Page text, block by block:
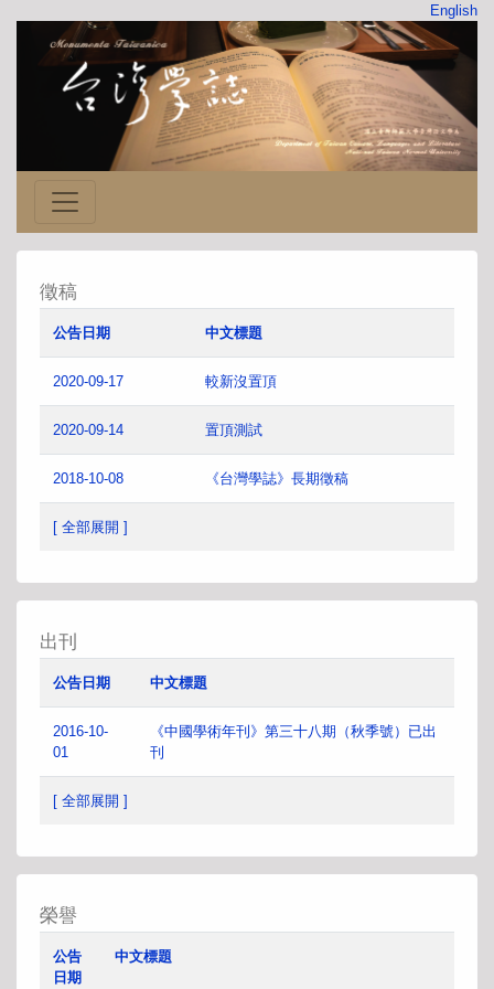
English
徵稿
公告日期 中文標題
2020-09-17 較新沒置頂
2020-09-14 置頂測試
2018-10-08 《台灣學誌》長期徵稿
[ 全部展開 ]
出刊
公告日期 中文標題
2016-10-
01
《中國學術年刊》第三十八期（秋季號）已出
刊
[ 全部展開 ]
榮譽
公告
日期
中文標題